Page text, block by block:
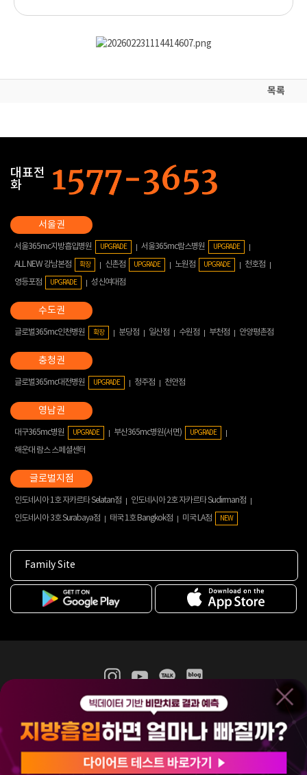
목록
대표전
화
서울365mc지방흡입병원 UPGRADE 서울365mc람스병원 UPGRADE
ALL NEW 강남본점 확장 신촌점 UPGRADE 노원점 UPGRADE
천호점
영등포점
UPGRADE 성신여대점
글로벌365mc인천병원 확장 분당점 일산점 수원점 부천점 안양평촌점
글로벌365mc대전병원 UPGRADE 청주점 천안점
대구365mc병원 UPGRADE 부산365mc병원(서면) UPGRADE
해운대 람스 스페셜센터
인도네시아 1호 자카르타 Selatan점
인도네시아 2호 자카르타 Sudirman점
인도네시아 3호 Surabaya점
태국 1호 Bangkok점 미국 LA점 NEW
Family Site
365mc 병·의원 이용약관
홈페이지 이용약관
비급여진료수가
(주)365mcㅣ서울특별시 서초구 서초대로52길 7, 3~4층(서초동, 제일빌딩)
120-87-04354ㅣ김남철